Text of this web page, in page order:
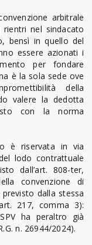
arbitrale
nel sindacato
bensì in quello del
essere azionati i
per fondare
è la sola sede ove
della
valere la dedotta
con la norma
è riservata in via
lodo contrattuale
dall’art. 808-ter,
convenzione di
dalla stessa
217, comma 3):
ha peraltro già
n. 26944/2024).